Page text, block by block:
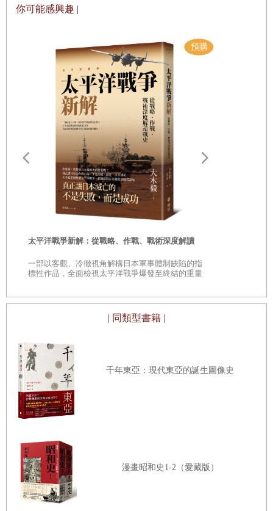
「SDGs（永續發展目標）」，是否就能改變地球整體的環
境？不，那也是沒有用的。不管政府或企業制定多少SDGs的
行動方針，也無法阻止氣候變遷。SDGs就像偽造的不在場證
明，除了讓我們看不到眼下的危機，沒有別的效果。
從前馬克思曾經批判「宗教」，說「宗教」緩和了資本主義
的殘酷現實所引起的苦惱，所以是「人民的鴉片」。SDGs正
是現代版的「人民的鴉片」。
我們不能躲進鴉片裡，我們必須正視現實。但現實是什麼？
那就是我們人類嚴重地改變了地球的狀態，已經到了無可挽
因為人類的經濟活動帶給地球的影響實在過於巨大，諾貝爾
化學獎得主保羅・克魯岑（Paul Jozef Krutzen, 1933-2021）
且為這個新的年代命名為「人類世」（Anthropocene），意
思是「人類活動的痕跡完全覆蓋地球表面的年代」。
實際上就是如此。大樓、工廠、農地、水壩等等人工建物淹
造的物質與物體，大大地改變了地球的樣貌。其中，特別是
隨著人類的活動而跳躍式增加的，就是大氣中的二氧化碳。
你可能感興趣 |
太平洋戰爭新解：從戰略、作戰、戰術深度解讀
一部以客觀、冷徹視角解構日本軍事體制缺陷的指
標性作品，全面檢視太平洋戰爭爆發至終結的重量
| 同類型書籍 |
千年東亞：現代東亞的誕生圖像史
漫畫昭和史1-2（愛藏版）